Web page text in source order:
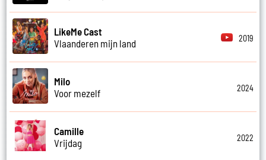
LikeMe Cast
Vlaanderen mijn land
2019
Milo
Voor mezelf
2024
Camille
Vrijdag
2022